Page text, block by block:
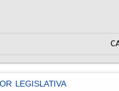
LEGISLATIVA